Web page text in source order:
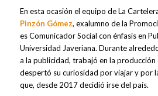
En esta ocasión el equipo de La
Pinzón Gómez, exalumno de la
es Comunicador Social con énfasis en
Universidad Javeriana. Durante
a la publicidad, trabajó en la producción
despertó su curiosidad por viajar y por
que, desde 2017 decidió irse del país.